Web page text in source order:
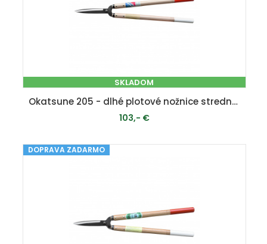
SKLADOM
Okatsune 205 - dlhé plotové nožnice stredne veľkými čepeľami
103,- €
PRIDAŤ DO KOŠÍKA
DOPRAVA ZADARMO